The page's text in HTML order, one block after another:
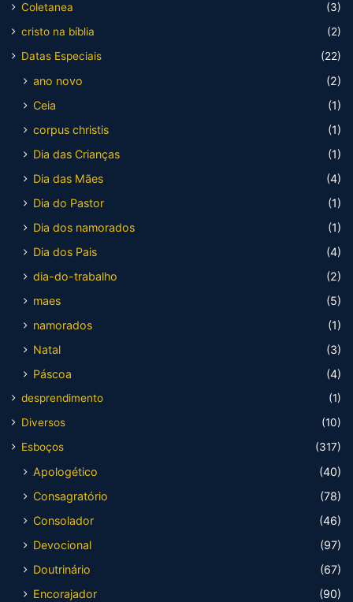
Coletanea
(3)
cristo na bíblia
(2)
Datas Especiais
(22)
ano novo
(2)
Ceia
(1)
corpus christis
(1)
Dia das Crianças
(1)
Dia das Mães
(4)
Dia do Pastor
(1)
Dia dos namorados
(1)
Dia dos Pais
(4)
dia-do-trabalho
(2)
maes
(5)
namorados
(1)
Natal
(3)
Páscoa
(4)
desprendimento
(1)
Diversos
(10)
Esboços
(317)
Apologético
(40)
Consagratório
(78)
Consolador
(46)
Devocional
(97)
Doutrinário
(67)
Encorajador
(90)